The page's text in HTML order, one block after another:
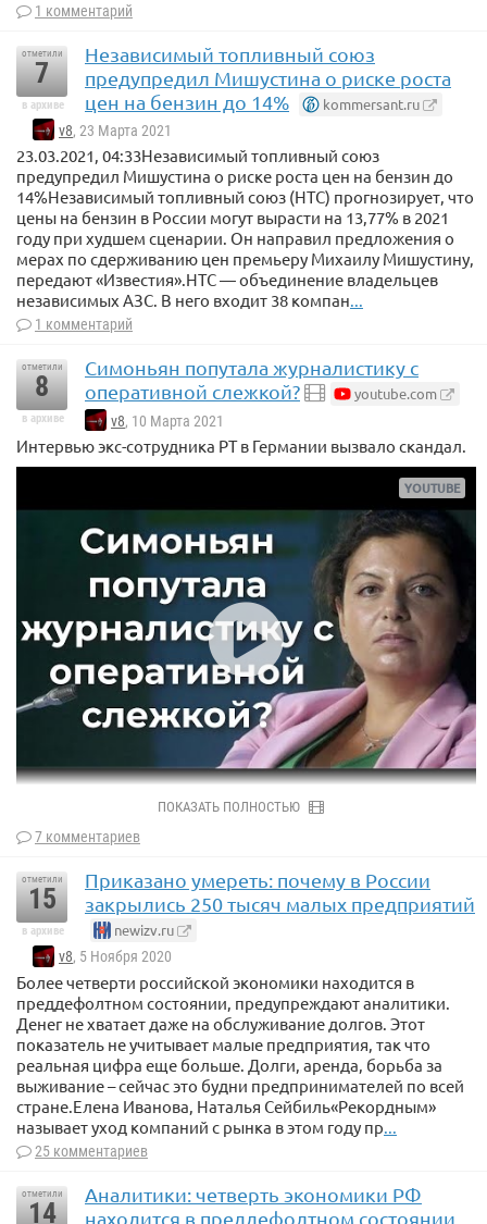
1 комментарий
отметили
7
в архиве
Независимый топливный союз
предупредил Мишустина о риске роста
цен на бензин до 14%
kommersant.ru
v8, 23 Марта 2021
23.03.2021, 04:33Независимый топливный союз
предупредил Мишустина о риске роста цен на бензин до
14%Независимый топливный союз (НТС) прогнозирует, что
цены на бензин в России могут вырасти на 13,77% в 2021
году при худшем сценарии. Он направил предложения о
мерах по сдерживанию цен премьеру Михаилу Мишустину,
передают «Известия».НТС — объединение владельцев
независимых АЗС. В него входит 38 компан...
1 комментарий
отметили
8
в архиве
Симоньян попутала журналистику с
оперативной слежкой?
youtube.com
v8, 10 Марта 2021
Интервью экс-сотрудника РТ в Германии вызвало скандал.
ПОКАЗАТЬ ПОЛНОСТЬЮ
7 комментариев
отметили
15
в архиве
Приказано умереть: почему в России
закрылись 250 тысяч малых предприятий
newizv.ru
v8, 5 Ноября 2020
Более четверти российской экономики находится в
преддефолтном состоянии, предупреждают аналитики.
Денег не хватает даже на обслуживание долгов. Этот
показатель не учитывает малые предприятия, так что
реальная цифра еще больше. Долги, аренда, борьба за
выживание – сейчас это будни предпринимателей по всей
стране.Елена Иванова, Наталья Сейбиль«Рекордным»
называет уход компаний с рынка в этом году пр
25 комментариев
отметили
14
Аналитики: четверть экономики РФ
находится в преддефолтном состоянии